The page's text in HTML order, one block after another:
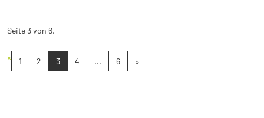
Seite 3 von 6.
« 1 2 3 4 ... 6 »